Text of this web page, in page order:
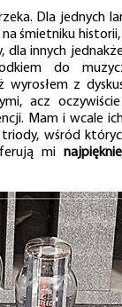
Dla jednych
śmietniku
dla innych
do
wyrosłem z
acz
Mam i wcale
triody, wśród
mi